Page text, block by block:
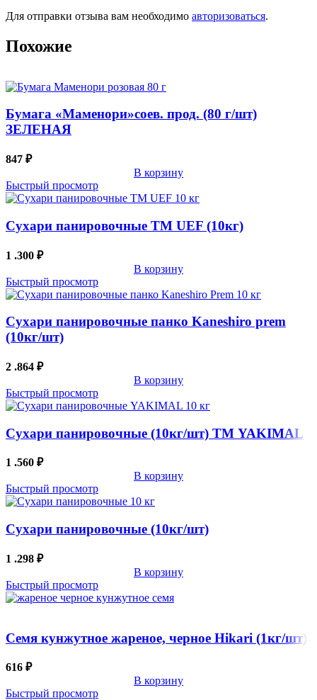
Для отправки отзыва вам необходимо авторизоваться.
Похожие
Бумага «Маменори»соев. прод. (80 г/шт)
ЗЕЛЕНАЯ
847 ₽
В корзину
Быстрый просмотр
Сухари панировочные TM UEF (10кг)
1 .300 ₽
В корзину
Быстрый просмотр
Сухари панировочные панко Kaneshiro prem
(10кг/шт)
2 .864 ₽
В корзину
Быстрый просмотр
Сухари панировочные (10кг/шт) ТМ YAKIMAL
1 .560 ₽
В корзину
Быстрый просмотр
Сухари панировочные (10кг/шт)
1 .298 ₽
В корзину
Быстрый просмотр
Семя кунжутное жареное, черное Hikari (1кг/шт)
616 ₽
В корзину
Быстрый просмотр